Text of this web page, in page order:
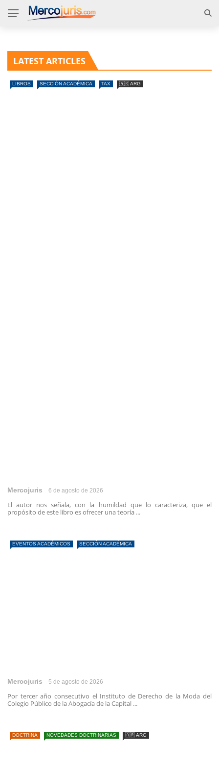
LATEST ARTICLES
LIBROS SECCIÓN ACADÉMICA TAX 🇦🇷 ARG
Mercojuris 6 de agosto de 2026
El autor nos señala, con la humildad que lo caracteriza, que el
propósito de este libro es ofrecer una teoría ...
EVENTOS ACADÉMICOS SECCIÓN ACADÉMICA
Mercojuris 5 de agosto de 2026
Por tercer año consecutivo el Instituto de Derecho de la Moda del
Colegio Público de la Abogacía de la Capital ...
DOCTRINA NOVEDADES DOCTRINARIAS 🇦🇷 ARG